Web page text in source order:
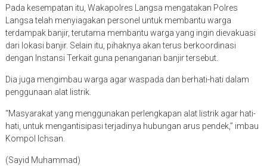
Pada kesempatan itu, Wakapolres Langsa mengatakan Polres
Langsa telah menyiagakan personel untuk membantu warga
terdampak banjir, terutama membantu warga yang ingin dievakuasi
dari lokasi banjir. Selain itu, pihaknya akan terus berkoordinasi
dengan Instansi Terkait guna penanganan banjir tersebut.
Dia juga mengimbau warga agar waspada dan berhati-hati dalam
penggunaan alat listrik.
“Masyarakat yang menggunakan perlengkapan alat listrik agar hati-
hati, untuk mengantisipasi terjadinya hubungan arus pendek,” imbau
Kompol Ichsan.
(Sayid Muhammad)